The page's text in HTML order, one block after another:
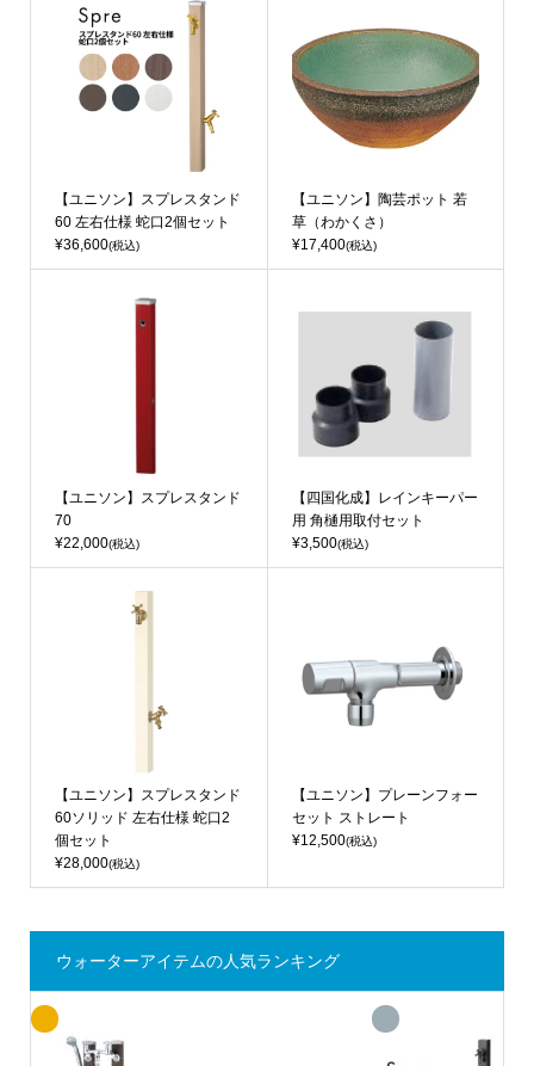
【ユニソン】スプレスタンド
60 左右仕様 蛇口2個セット
¥36,600(税込)
【ユニソン】陶芸ポット 若
草（わかくさ）
¥17,400(税込)
【ユニソン】スプレスタンド
70
¥22,000(税込)
【四国化成】レインキーパー
用 角樋用取付セット
¥3,500(税込)
【ユニソン】スプレスタンド
60ソリッド 左右仕様 蛇口2
個セット
¥28,000(税込)
【ユニソン】プレーンフォー
セット ストレート
¥12,500(税込)
ウォーターアイテムの人気ランキング